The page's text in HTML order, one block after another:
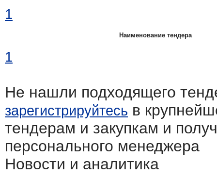
1
Наименование тендера
1
Не нашли подходящего
зарегистрируйтесь в
тендерам и закупкам и
персонального менеджера
Новости и аналитика